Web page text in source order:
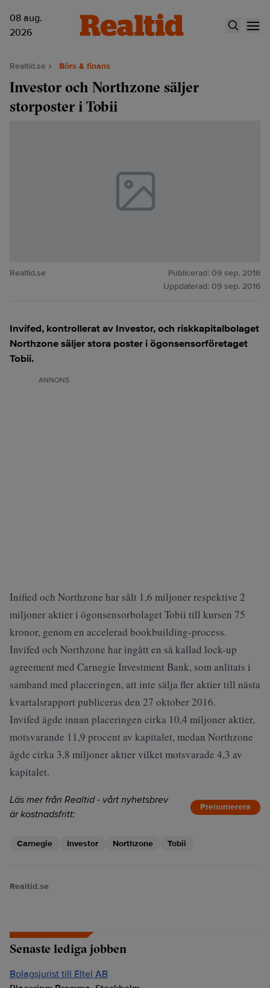
08 aug.
2026
Realtid.se Börs & finans
Investor och Northzone säljer
storposter i Tobii
Realtid.se Publicerad: 09 sep. 2016
Uppdaterad: 09 sep. 2016
Invifed, kontrollerat av Investor, och riskkapitalbolaget
Northzone säljer stora poster i ögonsensorföretaget
Tobii.
ANNONS
Inified och Northzone har sålt 1,6 miljoner respektive 2
miljoner aktier i ögonsensorbolaget Tobii till kursen 75
kronor, genom en accelerad bookbuilding-process.
Invifed och Northzone har ingått en så kallad lock-up
agreement med Carnegie Investment Bank, som anlitats i
samband med placeringen, att inte sälja fler aktier till nästa
kvartalsrapport publiceras den 27 oktober 2016.
Invifed ägde innan placeringen cirka 10,4 miljoner aktier,
motsvarande 11,9 procent av kapitalet, medan Northzone
ägde cirka 3,8 miljoner aktier vilket motsvarade 4,3 av
kapitalet.
Läs mer från Realtid - vårt nyhetsbrev
är kostnadsfritt:
Prenumerera
Carnegie Investor Northzone Tobii
Realtid.se
Senaste lediga jobben
Bolagsjurist till Eltel AB